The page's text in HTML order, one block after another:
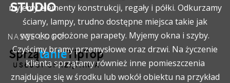
myjemy elementy konstrukcji, regały i półki. Odkurzamy
ściany, lampy, trudno dostępne miejsca takie jak
wysoko położone parapety. Myjemy okna i szyby.
Czyścimy bramy przemysłowe oraz drzwi. Na życzenie
klienta sprzątamy również inne pomieszczenia
znajdujące się w środku lub wokół obiektu na przykład
NASZE LOGO: